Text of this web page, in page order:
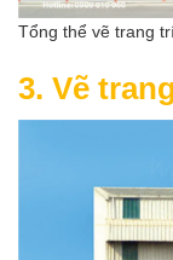
Tổng thể vẽ trang
3. Vẽ